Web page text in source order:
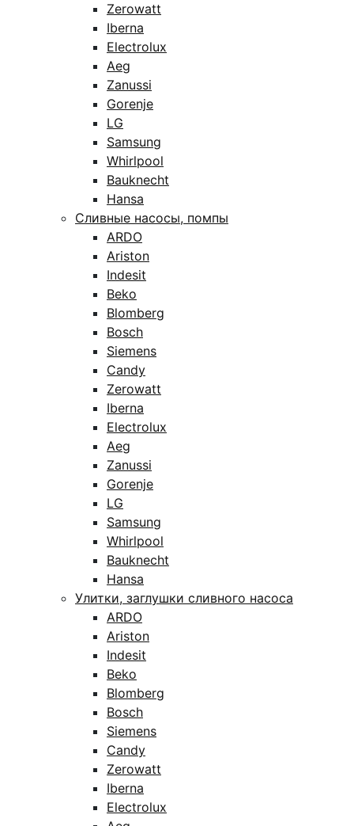
Zerowatt
Iberna
Electrolux
Aeg
Zanussi
Gorenje
LG
Samsung
Whirlpool
Bauknecht
Hansa
Сливные насосы, помпы
ARDO
Ariston
Indesit
Beko
Blomberg
Bosch
Siemens
Candy
Zerowatt
Iberna
Electrolux
Aeg
Zanussi
Gorenje
LG
Samsung
Whirlpool
Bauknecht
Hansa
Улитки, заглушки сливного насоса
ARDO
Ariston
Indesit
Beko
Blomberg
Bosch
Siemens
Candy
Zerowatt
Iberna
Electrolux